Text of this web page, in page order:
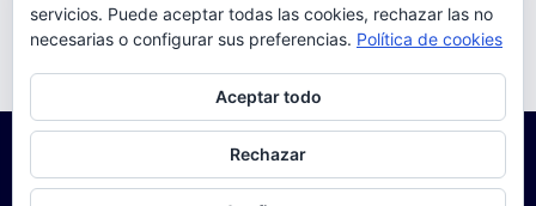
torrent al dia Ago 6, 2026
servicios. Puede aceptar todas las cookies, rechazar las no
necesarias o configurar sus preferencias. Política de cookies
Aceptar todo
Rechazar
Para obtener más información, incluido cómo gestionar las cookies,